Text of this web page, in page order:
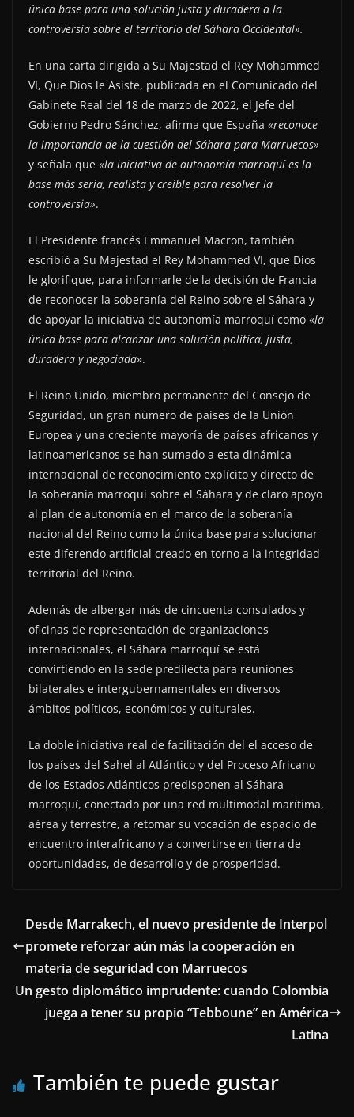
única base para una solución justa y duradera a la
controversia sobre el territorio del Sáhara Occidental».
En una carta dirigida a Su Majestad el Rey Mohammed
VI, Que Dios le Asiste, publicada en el Comunicado del
Gabinete Real del 18 de marzo de 2022, el Jefe del
Gobierno Pedro Sánchez, afirma que España «reconoce
la importancia de la cuestión del Sáhara para Marruecos»
y señala que «la iniciativa de autonomía marroquí es la
base más seria, realista y creíble para resolver la
controversia».
El Presidente francés Emmanuel Macron, también
escribió a Su Majestad el Rey Mohammed VI, que Dios
le glorifique, para informarle de la decisión de Francia
de reconocer la soberanía del Reino sobre el Sáhara y
de apoyar la iniciativa de autonomía marroquí como «la
única base para alcanzar una solución política, justa,
duradera y negociada».
El Reino Unido, miembro permanente del Consejo de
Seguridad, un gran número de países de la Unión
Europea y una creciente mayoría de países africanos y
latinoamericanos se han sumado a esta dinámica
internacional de reconocimiento explícito y directo de
la soberanía marroquí sobre el Sáhara y de claro apoyo
al plan de autonomía en el marco de la soberanía
nacional del Reino como la única base para solucionar
este diferendo artificial creado en torno a la integridad
territorial del Reino.
Además de albergar más de cincuenta consulados y
oficinas de representación de organizaciones
internacionales, el Sáhara marroquí se está
convirtiendo en la sede predilecta para reuniones
bilaterales e intergubernamentales en diversos
ámbitos políticos, económicos y culturales.
La doble iniciativa real de facilitación del el acceso de
los países del Sahel al Atlántico y del Proceso Africano
de los Estados Atlánticos predisponen al Sáhara
marroquí, conectado por una red multimodal marítima,
aérea y terrestre, a retomar su vocación de espacio de
encuentro interafricano y a convertirse en tierra de
oportunidades, de desarrollo y de prosperidad.
Desde Marrakech, el nuevo presidente de Interpol
promete reforzar aún más la cooperación en
materia de seguridad con Marruecos
Un gesto diplomático imprudente: cuando Colombia
juega a tener su propio “Tebboune” en América
Latina
También te puede gustar